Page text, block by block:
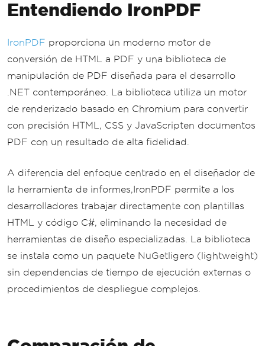
Entendiendo IronPDF
IronPDF proporciona un moderno motor de
conversión de HTML a PDF y una biblioteca de
manipulación de PDF diseñada para el desarrollo
.NET contemporáneo. La biblioteca utiliza un motor
de renderizado basado en Chromium para convertir
con precisión HTML, CSS y JavaScripten documentos
PDF con un resultado de alta fidelidad.
A diferencia del enfoque centrado en el diseñador de
la herramienta de informes,IronPDF permite a los
desarrolladores trabajar directamente con plantillas
HTML y código C#, eliminando la necesidad de
herramientas de diseño especializadas. La biblioteca
se instala como un paquete NuGetligero (lightweight)
sin dependencias de tiempo de ejecución externas o
procedimientos de despliegue complejos.